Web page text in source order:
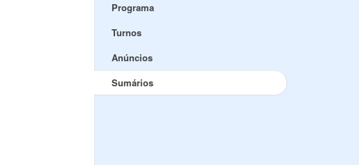
Programa
Turnos
Anúncios
Sumários